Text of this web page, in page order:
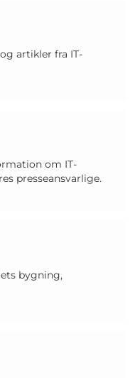
artikler fra IT-
om IT-
presseansvarlige.
bygning,